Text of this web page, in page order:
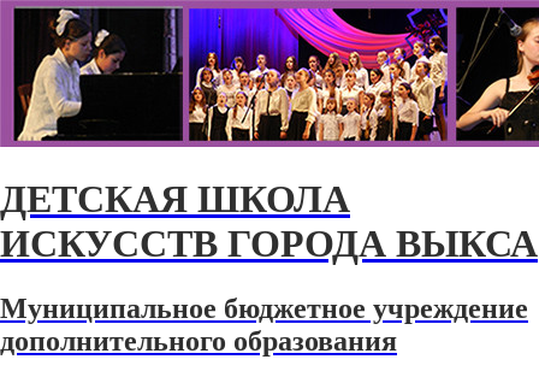
ДЕТСКАЯ ШКОЛА
ИСКУССТВ ГОРОДА ВЫКСА
Муниципальное бюджетное учреждение
дополнительного образования